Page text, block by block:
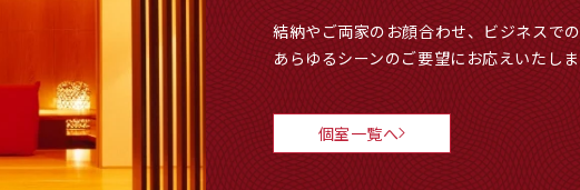
結納やご両家のお顔合わせ、ビジネスで
あらゆるシーンのご要望にお応えいたし
個室一覧へ